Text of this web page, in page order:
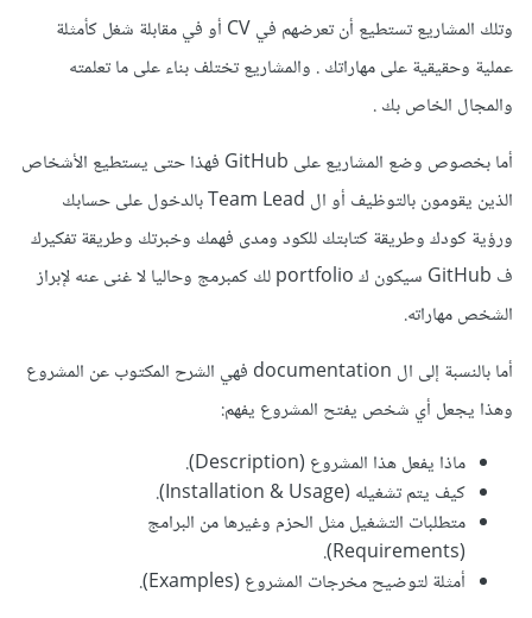
وتلك المشاريع تستطيع أن تعرضهم في CV أو في مقابلة شغل كأمثلة
عملية وحقيقية على مهاراتك . والمشاريع تختلف بناء على ما تعلمته
والمجال الخاص بك .
أما بخصوص وضع المشاريع على GitHub فهذا حتى يستطيع الأشخاص
الذين يقومون بالتوظيف أو ال Team Lead بالدخول على حسابك
ورؤية كودك وطريقة كتابتك للكود ومدى فهمك وخبرتك وطريقة تفكيرك
ف GitHub سيكون ك portfolio لك كمبرمج وحاليا لا غنى عنه لإبراز
الشخص مهاراته.
أما بالنسبة إلى ال documentation فهي الشرح المكتوب عن المشروع
وهذا يجعل أي شخص يفتح المشروع يفهم:
ماذا يفعل هذا المشروع (Description).
كيف يتم تشغيله (Installation & Usage).
متطلبات التشغيل مثل الحزم وغيرها من البرامج
أمثلة لتوضيح مخرجات المشروع (Examples).